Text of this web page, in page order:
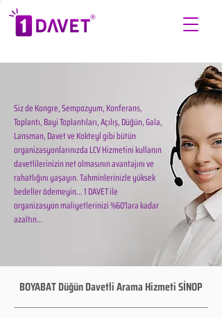
Siz de Kongre, Sempozyum, Konferans,
Toplantı, Bayi Toplantıları, Açılış, Düğün, Gala,
Lansman, Davet ve Kokteyl gibi bütün
organizasyonlarınızda LCV Hizmetini kullanın
davetlilerinizin net olmasının avantajını ve
rahatlığını yaşayın. Tahminlerinizle yüksek
bedeller ödemeyin... 1 DAVET ile
organizasyon maliyetlerinizi %60'lara kadar
azaltın...
BOYABAT Düğün Davetli Arama Hizmeti SİNOP